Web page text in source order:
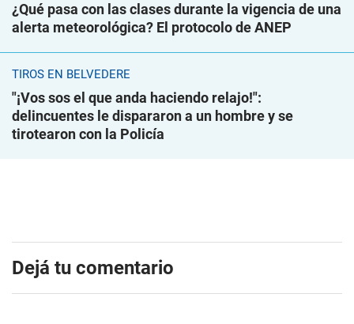
¿Qué pasa con las clases durante la vigencia de una
alerta meteorológica? El protocolo de ANEP
TIROS EN BELVEDERE
"¡Vos sos el que anda haciendo relajo!":
delincuentes le dispararon a un hombre y se
tirotearon con la Policía
Dejá tu comentario